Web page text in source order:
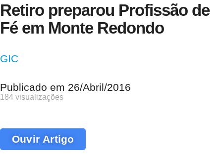
Retiro preparou Profissão de
Fé em Monte Redondo
GIC
Publicado em 26/Abril/2016
184 visualizações
Ouvir Artigo